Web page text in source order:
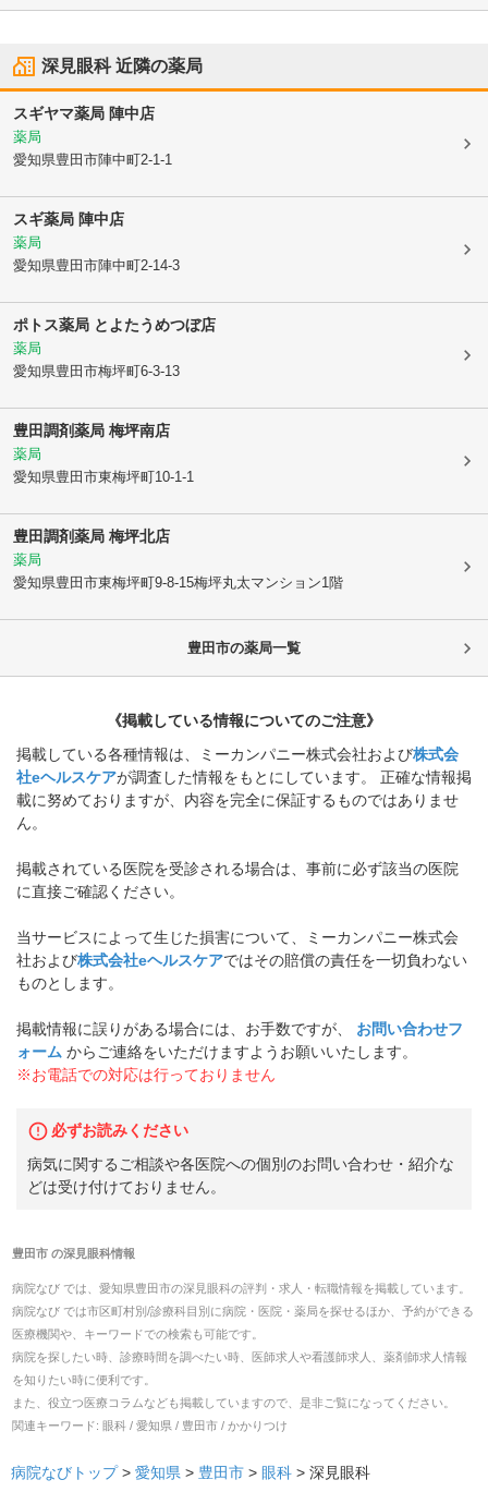
深見眼科近隣の薬局
スギヤマ薬局 陣中店
薬局
愛知県豊田市陣中町2-1-1
スギ薬局 陣中店
薬局
愛知県豊田市陣中町2-14-3
ポトス薬局 とよたうめつぼ店
薬局
愛知県豊田市梅坪町6-3-13
豊田調剤薬局 梅坪南店
薬局
愛知県豊田市東梅坪町10-1-1
豊田調剤薬局 梅坪北店
薬局
愛知県豊田市東梅坪町9-8-15梅坪丸太マンション1階
豊田市の薬局一覧
《掲載している情報についてのご注意》
掲載している各種情報は、ミーカンパニー株式会社および株式会
社eヘルスケアが調査した情報をもとにしています。 正確な情報掲
載に努めておりますが、内容を完全に保証するものではありませ
ん。
掲載されている医院を受診される場合は、事前に必ず該当の医院
に直接ご確認ください。
当サービスによって生じた損害について、ミーカンパニー株式会
社および株式会社eヘルスケアではその賠償の責任を一切負わない
ものとします。
掲載情報に誤りがある場合には、お手数ですが、
お問い合わせフ
ォーム からご連絡をいただけますようお願いいたします。
※お電話での対応は行っておりません
必ずお読みください
病気に関するご相談や各医院への個別のお問い合わせ・紹介な
どは受け付けておりません。
豊田市の深見眼科情報
病院なび では、 愛知県豊田市の深見眼科の評判・求人・転職情報を掲載しています。
病院なび では市区町村別/診療科目別に病院・医院・薬局を探せるほか、予約ができる
医療機関や、キーワードでの検索も可能です。
病院を探したい時、診療時間を調べたい時、医師求人や看護師求人、薬剤師求人情報
を知りたい時に便利です。
また、役立つ医療コラムなども掲載していますので、是非ご覧になってください。
関連キーワード: 眼科 / 愛知県 / 豊田市 / かかりつけ
病院なびトップ > 愛知県 > 豊田市 > 眼科 > 深見眼科